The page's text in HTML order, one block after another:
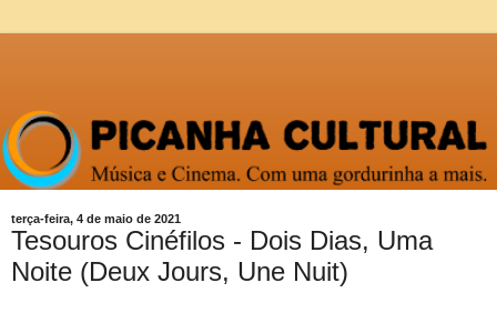
terça-feira, 4 de maio de 2021
Tesouros Cinéfilos - Dois Dias, Uma
Noite (Deux Jours, Une Nuit)